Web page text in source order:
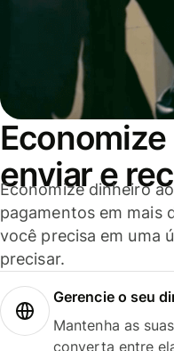
enviar e
Economize dinheiro
pagamentos em mais
você precisa em uma
precisar.
Gerencie o seu
Mantenha as
converta entre